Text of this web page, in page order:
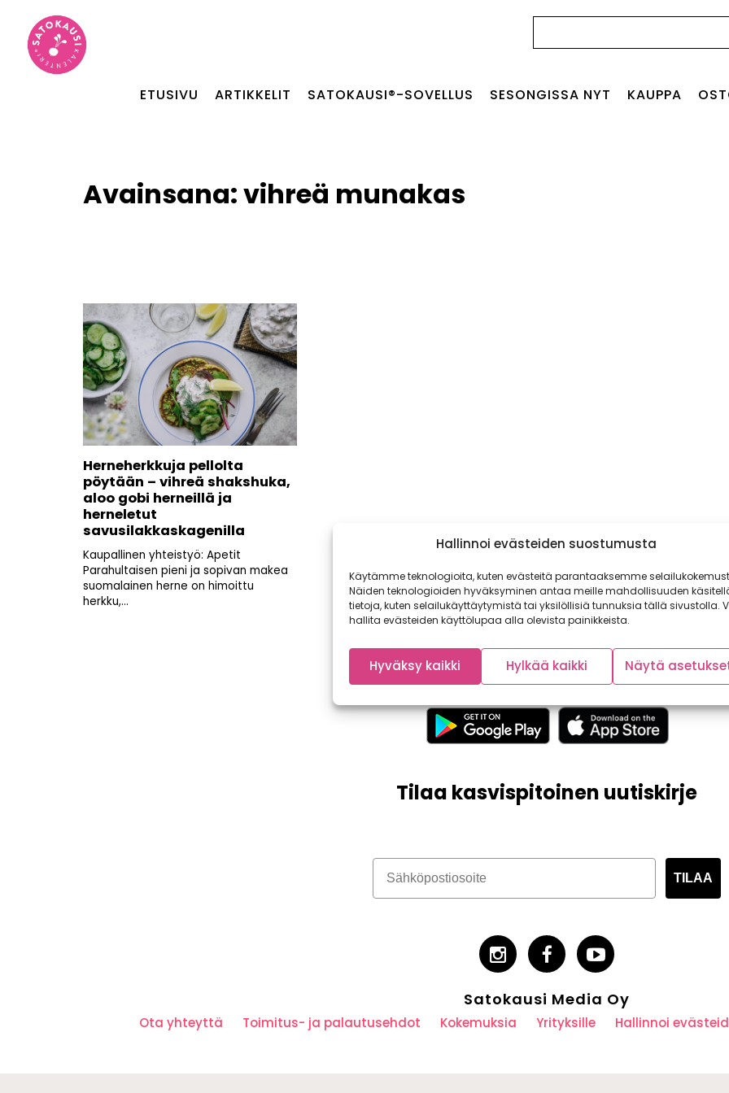
Hallinnoi evästeiden suostumusta
Käytämme teknologioita, kuten evästeitä parantaaksemme
Näiden teknologioiden hyväksyminen antaa meille mahdollisuuden
tietoja, kuten selailukäyttäytymistä tai yksilöllisiä tunnuksia tällä sivustolla.
hallita evästeiden käyttölupaa alla olevista painikkeista.
Hyväksy kaikki Hylkää kaikki Näytä
ETUSIVU ARTIKKELIT SATOKAUSI®-SOVELLUS SESONGISSA NYT KAUPPA
Avainsana:vihreä munakas
Herneherkkuja pellolta
pöytään – vihreä shakshuka,
aloo gobi herneillä ja
herneletut
savusilakkaskagenilla
Kaupallinen yhteistyö: Apetit
Parahultaisen pieni ja sopivan makea
suomalainen herne on himoittu
herkku,...
Tilaa kasvispitoinen uutiskirje
TILAA
Satokausi Media Oy
Ota yhteyttä Toimitus- ja palautusehdot Kokemuksia Yrityksille Hallinnoi